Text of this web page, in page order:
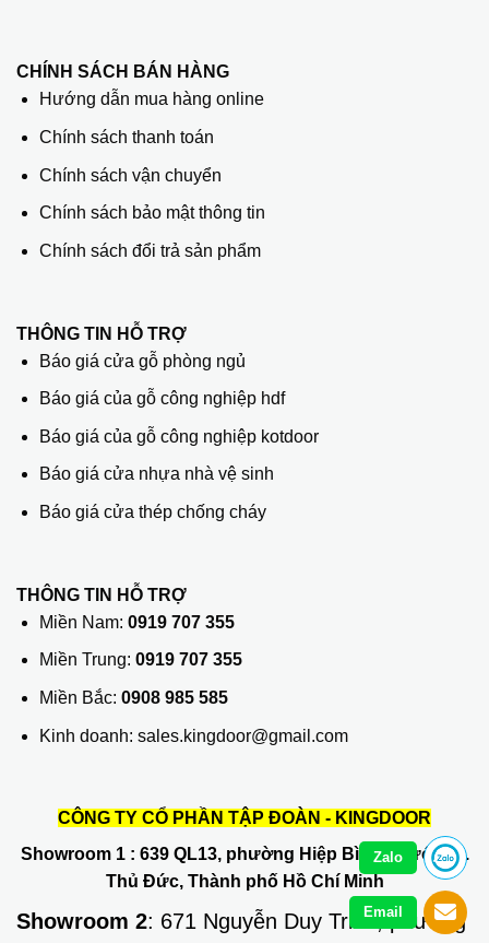
CHÍNH SÁCH BÁN HÀNG
Hướng dẫn mua hàng online
Chính sách thanh toán
Chính sách vận chuyển
Chính sách bảo mật thông tin
Chính sách đổi trả sản phẩm
THÔNG TIN HỖ TRỢ
Báo giá cửa gỗ phòng ngủ
Báo giá của gỗ công nghiệp hdf
Báo giá của gỗ công nghiệp kotdoor
Báo giá cửa nhựa nhà vệ sinh
Báo giá cửa thép chống cháy
THÔNG TIN HỖ TRỢ
Miền Nam: 0919 707 355
Miền Trung: 0919 707 355
Miền Bắc: 0908 985 585
Kinh doanh: sales.kingdoor@gmail.com
CÔNG TY CỔ PHẦN TẬP ĐOÀN - KINGDOOR
Showroom 1: 639 QL13, phường Hiệp Bình Phước, Q.
Thủ Đức, Thành phố Hồ Chí Minh
Showroom 2: 671 Nguyễn Duy Trinh, phường
Zalo
Email